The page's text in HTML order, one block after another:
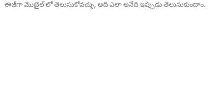
ఈజీగా మొబైల్ లో తెలుసుకోవచ్చు. అది ఎలా అనేది ఇప్పుడు తెలుసుకుందాం..